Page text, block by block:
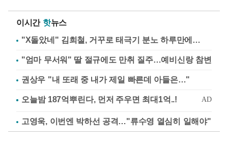
이시간 핫뉴스
"X돌았네" 김희철, 거꾸로 태극기 분노 하루만에…
"엄마 무서워" 딸 절규에도 만취 질주…예비신랑 참변
권상우 "내 또래 중 내가 제일 빠른데 아들은…"
고영욱, 이번엔 박하선 공격…"류수영 열심히 일해야"